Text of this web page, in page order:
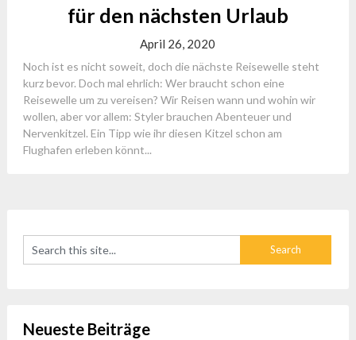
für den nächsten Urlaub
April 26, 2020
Noch ist es nicht soweit, doch die nächste Reisewelle steht
kurz bevor. Doch mal ehrlich: Wer braucht schon eine
Reisewelle um zu vereisen? Wir Reisen wann und wohin wir
wollen, aber vor allem: Styler brauchen Abenteuer und
Nervenkitzel. Ein Tipp wie ihr diesen Kitzel schon am
Flughafen erleben könnt...
Neueste Beiträge